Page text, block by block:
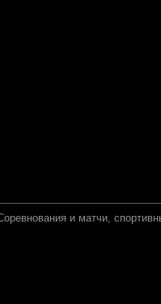
и матчи,